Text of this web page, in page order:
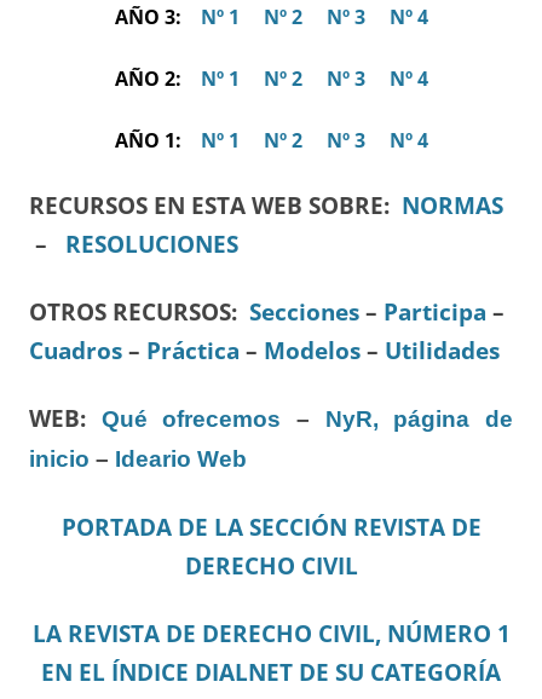
AÑO 3: Nº 1 Nº 2 Nº 3 Nº 4
AÑO 2: Nº 1 Nº 2 Nº 3 Nº 4
AÑO 1: Nº 1 Nº 2 Nº 3 Nº 4
RECURSOS EN ESTA WEB SOBRE: NORMAS
– RESOLUCIONES
OTROS RECURSOS: Secciones – Participa –
Cuadros – Práctica – Modelos – Utilidades
WEB: Qué ofrecemos – NyR, página de
inicio – Ideario Web
PORTADA DE LA SECCIÓN REVISTA DE
DERECHO CIVIL
LA REVISTA DE DERECHO CIVIL, NÚMERO 1
EN EL ÍNDICE DIALNET DE SU CATEGORÍA